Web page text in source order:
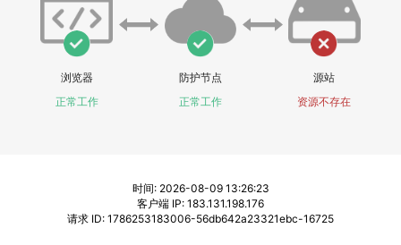
浏览器
正常工作
防护节点
正常工作
源站
资源不存在
时间: 2026-08-09 13:26:23
客户端 IP: 183.131.198.176
请求 ID: 1786253183006-56db642a23321ebc-16725